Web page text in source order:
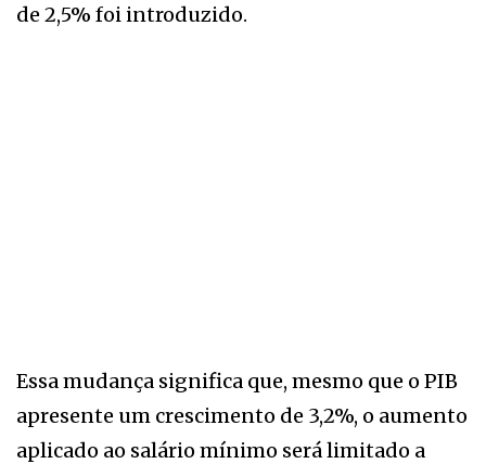
de 2,5% foi introduzido.
Essa mudança significa que, mesmo que o PIB
apresente um crescimento de 3,2%, o aumento
aplicado ao salário mínimo será limitado a